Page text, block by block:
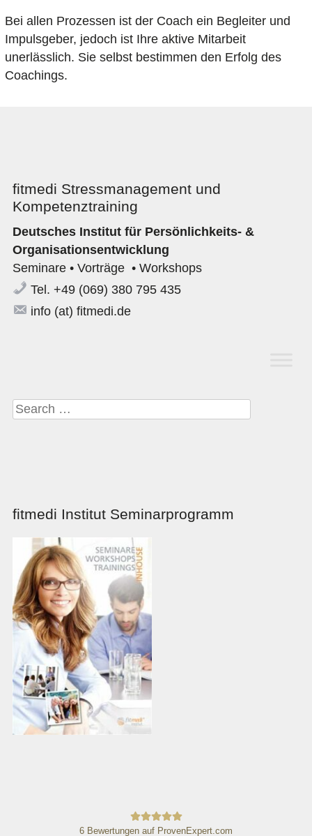
Bei allen Prozessen ist der Coach ein Begleiter und
Impulsgeber, jedoch ist Ihre aktive Mitarbeit
unerlässlich. Sie selbst bestimmen den Erfolg des
Coachings.
fitmedi Stressmanagement und
Kompetenztraining
Deutsches Institut für Persönlichkeits- &
Organisationsentwicklung
Seminare • Vorträge • Workshops
Tel. +49 (069) 380 795 435
info (at) fitmedi.de
Suche nach:
fitmedi Institut Seminarprogramm
6 Bewertungen auf ProvenExpert.com